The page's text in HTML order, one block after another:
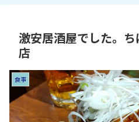
激安居酒屋でした。
店
食事